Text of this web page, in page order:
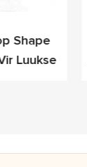
Shape
Luukse